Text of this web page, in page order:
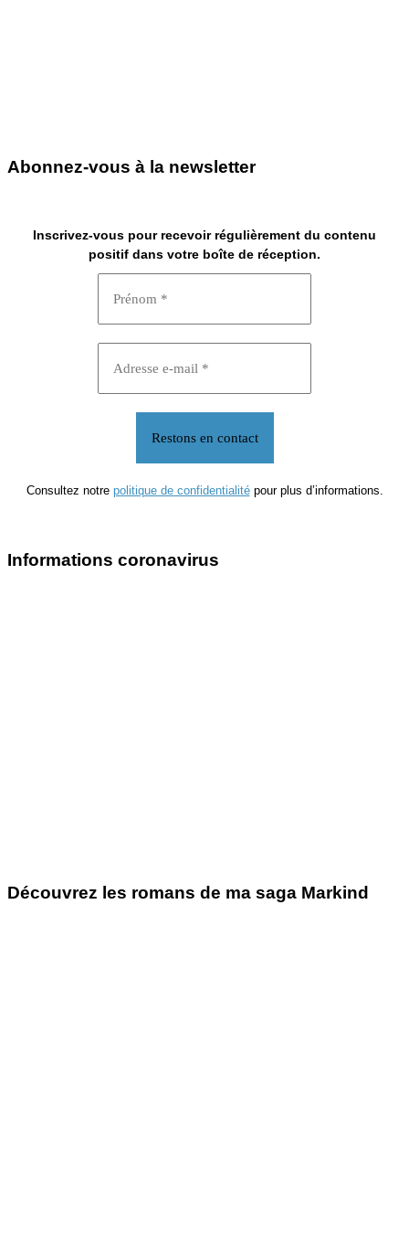
Abonnez-vous à la newsletter
Inscrivez-vous pour recevoir régulièrement du contenu
positif dans votre boîte de réception.
Consultez notre politique de confidentialitépour plus d’informations.
Informations coronavirus
Découvrez les romans de ma saga Markind